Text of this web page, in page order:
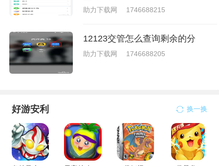
助力下载网 1746688215
12123交管怎么查询剩余的分
助力下载网 1746688205
好游安利 换一换